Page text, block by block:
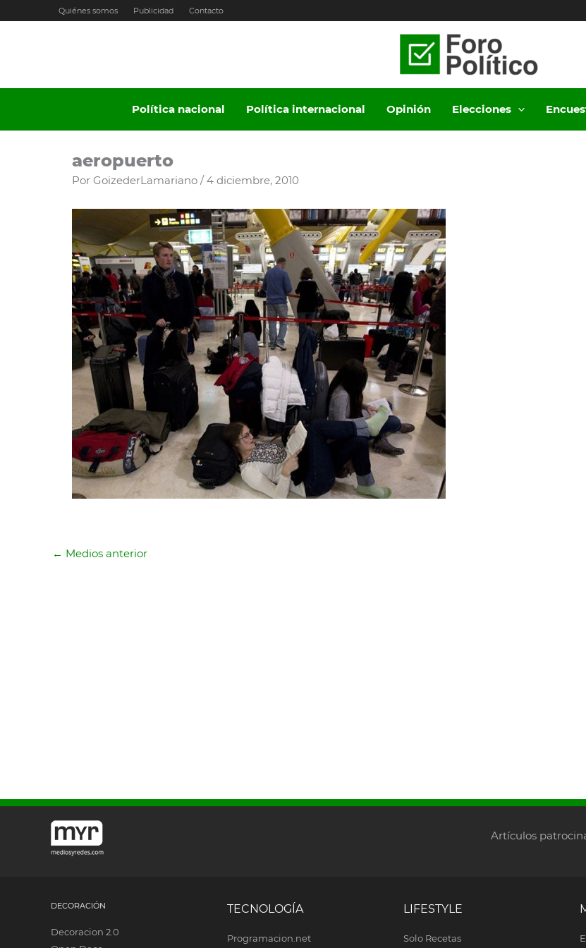
Quiénes somos Publicidad Contacto
Política nacional Política internacional Opinión Elecciones
aeropuerto
Por GoizederLamariano /4 diciembre, 2010
← Medios anterior
Artículos
DECORACIÓN
Decoracion 2.0
TECNOLOGÍA
Programacion.net
LIFESTYLE
Solo Recetas